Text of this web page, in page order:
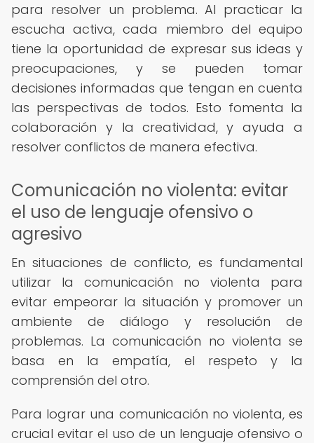
para resolver un problema. Al practicar la
escucha activa, cada miembro del equipo
tiene la oportunidad de expresar sus ideas y
preocupaciones, y se pueden tomar
decisiones informadas que tengan en cuenta
las perspectivas de todos. Esto fomenta la
colaboración y la creatividad, y ayuda a
resolver conflictos de manera efectiva.
Comunicación no violenta: evitar
el uso de lenguaje ofensivo o
agresivo
En situaciones de conflicto, es fundamental
utilizar la comunicación no violenta para
evitar empeorar la situación y promover un
ambiente de diálogo y resolución de
problemas. La comunicación no violenta se
basa en la empatía, el respeto y la
comprensión del otro.
Para lograr una comunicación no violenta, es
crucial evitar el uso de un lenguaje ofensivo o